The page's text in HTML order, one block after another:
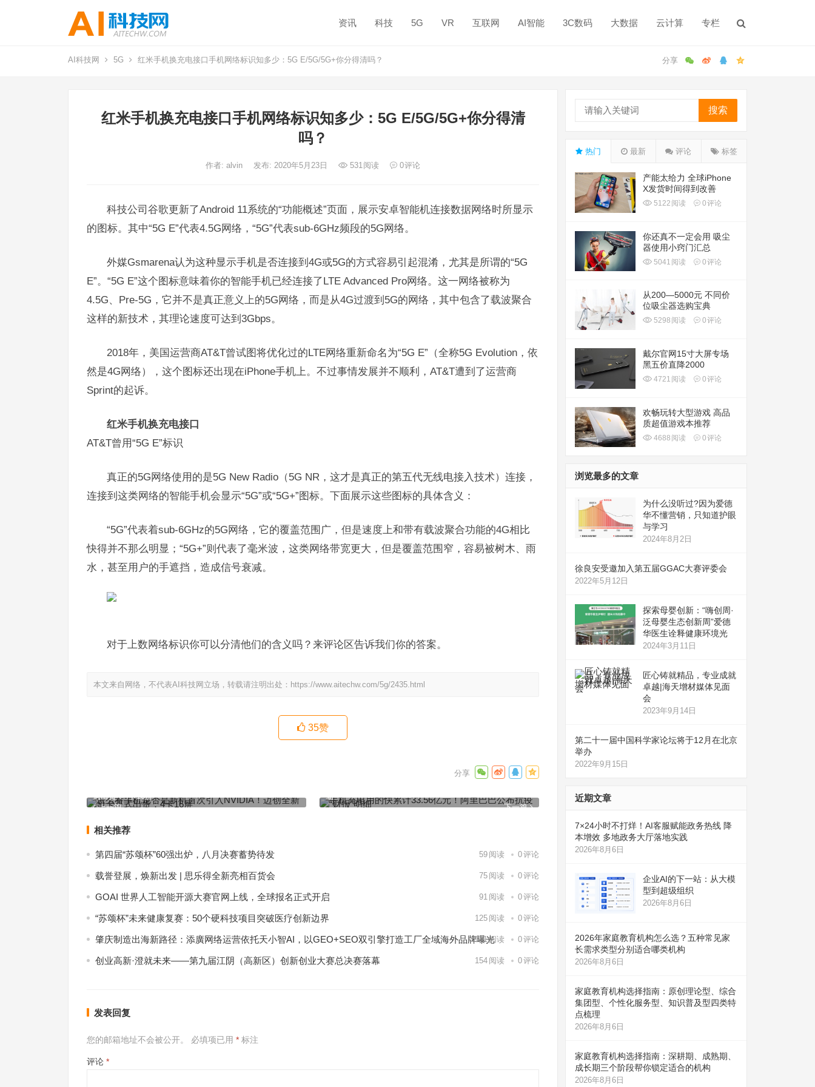
资讯 科技 5G VR 互联网 AI智能 3C数码 大数据 云计算 专栏
AI科技网 5G 红米手机换充电接口手机网络标识知多少：5G E/5G/5G+你分得清吗？
红米手机换充电接口手机网络标识知多少：5G E/5G/5G+你分得清
吗？
作者: alvin 发布: 2020年5月23日 531阅读 0评论
科技公司谷歌更新了Android 11系统的“功能概述”页面，展示安卓智能机连接数据网络时所显示
的图标。其中“5G E”代表4.5G网络，“5G”代表sub-6GHz频段的5G网络。
外媒Gsmarena认为这种显示手机是否连接到4G或5G的方式容易引起混淆，尤其是所谓的“5G
E”。“5G E”这个图标意味着你的智能手机已经连接了LTE Advanced Pro网络。这一网络被称为
4.5G、Pre-5G，它并不是真正意义上的5G网络，而是从4G过渡到5G的网络，其中包含了载波聚合
这样的新技术，其理论速度可达到3Gbps。
2018年，美国运营商AT&T曾试图将优化过的LTE网络重新命名为“5G E”（全称5G Evolution，依
然是4G网络），这个图标还出现在iPhone手机上。不过事情发展并不顺利，AT&T遭到了运营商
Sprint的起诉。
红米手机换充电接口
AT&T曾用“5G E”标识
真正的5G网络使用的是5G New Radio（5G NR，这才是真正的第五代无线电接入技术）连接，
连接到这类网络的智能手机会显示“5G”或“5G+”图标。下面展示这些图标的具体含义：
“5G”代表着sub-6GHz的5G网络，它的覆盖范围广，但是速度上和带有载波聚合功能的4G相比
快得并不那么明显；“5G+”则代表了毫米波，这类网络带宽更大，但是覆盖范围窄，容易被树木、雨
水，甚至用户的手遮挡，造成信号衰减。
对于上数网络标识你可以分清他们的含义吗？来评论区告诉我们你的答案。
本文来自网络，不代表AI科技网立场，转载请注明出处： https://www.aitechw.com/5g/2435.html
35赞
上一篇
式出货：4卡16屏
下一篇
细
相关推荐
第四届“苏颂杯”60强出炉，八月决赛蓄势待发 59 阅读 0评论
载誉登展，焕新出发 | 思乐得全新亮相百货会 75 阅读 0评论
GOAI 世界人工智能开源大赛官网上线，全球报名正式开启 91 阅读 0评论
“苏颂杯”未来健康复赛：50个硬科技项目突破医疗创新边界 125 阅读 0评论
肇庆制造出海新路径：添廣网络运营依托天小智AI，以GEO+SEO双引擎打造工厂全域海外品牌曝光
141阅读 0评论
创业高新·澄就未来——第九届江阴（高新区）创新创业大赛总决赛落幕 154 阅读 0评论
发表回复
您的邮箱地址不会被公开。 必填项已用 * 标注
评论 *
搜索
热门 最新 评论 标签
产能太给力 全球iPhone
X发货时间得到改善
5122 阅读 0评论
你还真不一定会用 吸尘
器使用小窍门汇总
5041 阅读 0评论
从200—5000元 不同价
位吸尘器选购宝典
5298 阅读 0评论
戴尔官网15寸大屏专场
黑五价直降2000
4721 阅读 0评论
欢畅玩转大型游戏 高品
质超值游戏本推荐
4688 阅读 0评论
浏览最多的文章
为什么没听过?因为爱德
华不懂营销，只知道护眼
与学习
2024年8月2日
徐良安受邀加入第五届GGAC大赛评委会
2022年5月12日
探索母婴创新：“嗨创周·
泛母婴生态创新周”爱德
华医生诠释健康环境光
2024年3月11日
匠心铸就精品，专业成就
卓越|海天增材媒体见面
会
2023年9月14日
第二十一届中国科学家论坛将于12月在北京
举办
2022年9月15日
近期文章
7×24小时不打烊！AI客服赋能政务热线 降
本增效 多地政务大厅落地实践
2026年8月6日
企业AI的下一站：从大模
型到超级组织
2026年8月6日
2026年家庭教育机构怎么选？五种常见家
长需求类型分别适合哪类机构
2026年8月6日
家庭教育机构选择指南：原创理论型、综合
集团型、个性化服务型、知识普及型四类特
点梳理
2026年8月6日
家庭教育机构选择指南：深耕期、成熟期、
成长期三个阶段帮你锁定适合的机构
2026年8月6日